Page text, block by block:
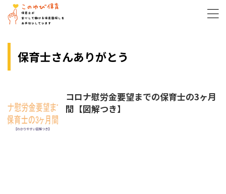
保育士さんありがとう
コロナ慰労金要望までの保育士の3ヶ月
間【図解つき】